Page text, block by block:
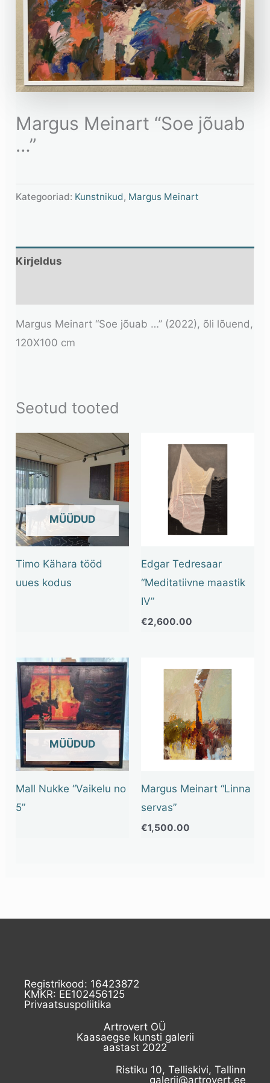
Margus Meinart “Soe jõuab
…”
Kategooriad: Kunstnikud, Margus Meinart
Kirjeldus
Margus Meinart “Soe jõuab …” (2022), õli lõuend,
120X100 cm
Seotud tooted
OUT OF STOCK
Timo Kähara tööd
uues kodus
Edgar Tedresaar
“Meditatiivne maastik
IV”
€2,600.00
OUT OF STOCK
Mall Nukke “Vaikelu no
5”
Margus Meinart “Linna
servas”
€1,500.00
Registrikood: 16423872
KMKR: EE102456125
Privaatsuspoliitika
Artrovert OÜ
Kaasaegse kunsti galerii
aastast 2022
Ristiku 10, Telliskivi, Tallinn
galerii@artrovert.ee